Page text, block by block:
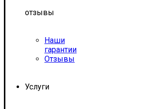
отзывы
Наши
гарантии
Отзывы
Услуги